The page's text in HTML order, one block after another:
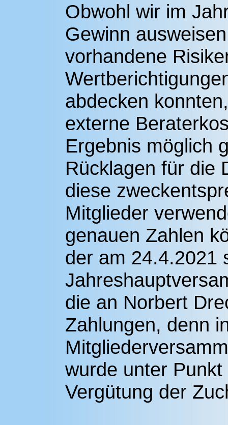
Obwohl wir im
Gewinn
vorhandene
abdecken
externe
Ergebnis möglich
Rücklagen für die
diese
Mitglieder
genauen Zahlen
der am 24.4.2021
die an Norbert
Zahlungen, denn
wurde unter
Vergütung der